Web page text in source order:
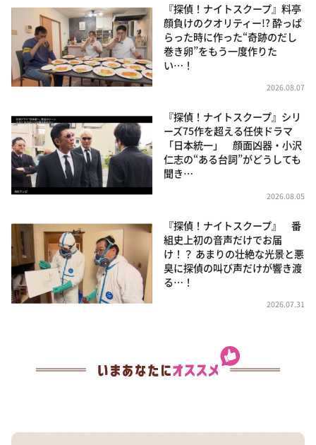
『探偵！ナイトスクープ』料亭
顔負けのクオリティー!? 酔っぱ
らった時に作った“奇跡のだし
巻き卵”をもう一度作りた
い…！
2026.08.07
『探偵！ナイトスクープ』シリ
ーズ75作を超える任侠ドラマ
「日本統一」 顔面凶器・小沢
仁志の“ある台詞”がどうしても
聞き…
2026.08.05
『探偵！ナイトスクープ』 番
組史上初の音声だけでお届
け！？ あまりの壮絶な光景と悪
臭に探偵の叫び声だけが響き渡
る…！
2026.07.31